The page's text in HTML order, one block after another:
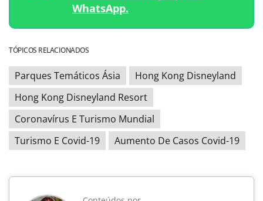
WhatsApp.
TÓPICOS RELACIONADOS
Parques Temáticos Ásia
Hong Kong Disneyland
Hong Kong Disneyland Resort
Coronavírus E Turismo Mundial
Turismo E Covid-19
Aumento De Casos Covid-19